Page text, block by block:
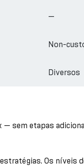
—
Non-
Diversos
— sem etapas
Os níveis